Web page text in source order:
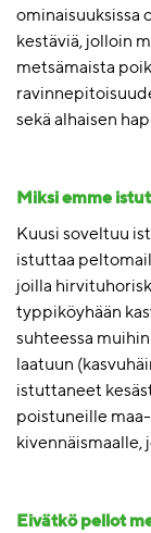
ominaisuuksissa
kestäviä, jolloin
metsämaista
sekä alhaisen
Miksi emme
Kuusi soveltuu
istuttaa
joilla
typpiköyhään
suhteessa
laatuun
istuttaneet
poistuneille
kivennäismaalle,
Eivätkö pellot